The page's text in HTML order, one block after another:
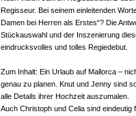
Regisseur. Bei seinem einleitenden
Damen bei Herren als Erstes“? Die
Stückauswahl und der Inszenierung
eindrucksvolles und tolles Regiedebut.
Zum Inhalt: Ein Urlaub auf Mallorca –
genau zu planen. Knut und Jenny sind
alle Details ihrer Hochzeit auszumalen.
Auch Christoph und Celia sind eindeutig